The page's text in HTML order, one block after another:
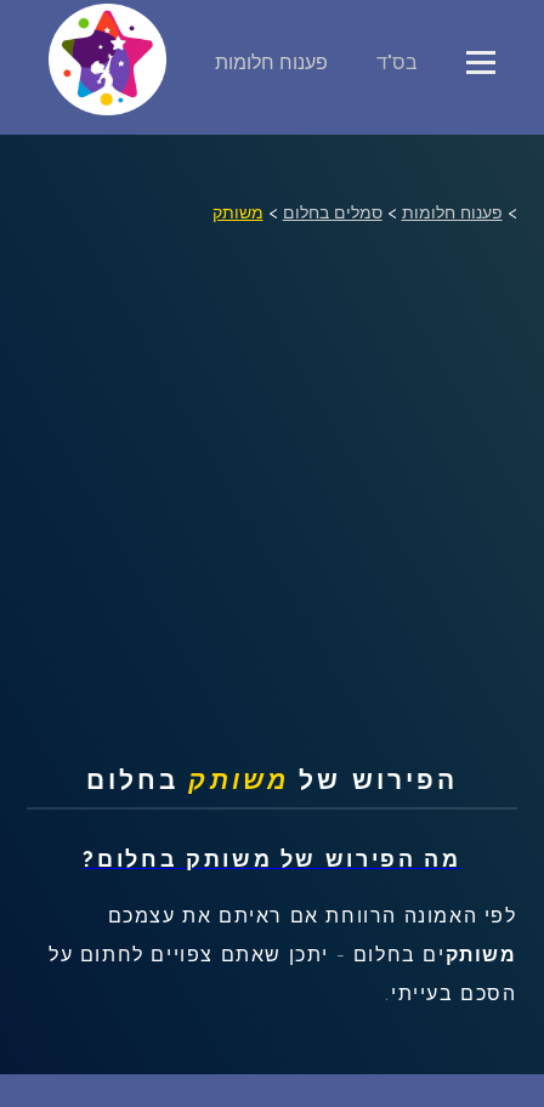
פענוח חלומות
בס"ד
סמלים בחלום
מדיניות פרטיות
הסכם שימוש
2
> פענוח חלומות >סמלים בחלום > משותק
הפירוש של משותק בחלום
מה הפירוש של משותק בחלום?
לפי האמונה הרווחת אם ראיתם את עצמכם
משותק ים בחלום - יתכן שאתם צפויים לחתום על
הסכם בעייתי.